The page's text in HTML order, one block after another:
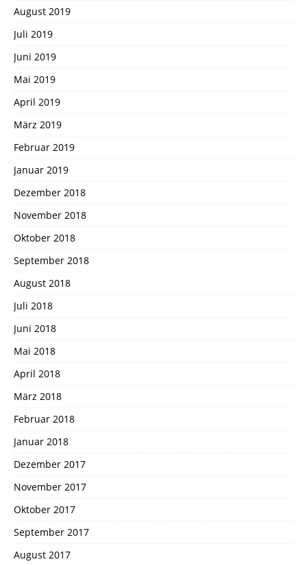
August 2019
Juli 2019
Juni 2019
Mai 2019
April 2019
März 2019
Februar 2019
Januar 2019
Dezember 2018
November 2018
Oktober 2018
September 2018
August 2018
Juli 2018
Juni 2018
Mai 2018
April 2018
März 2018
Februar 2018
Januar 2018
Dezember 2017
November 2017
Oktober 2017
September 2017
August 2017